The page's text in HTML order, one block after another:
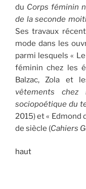
du Corps féminin
de la seconde
Ses travaux
mode dans les
parmi lesquels «
féminin chez les
Balzac, Zola et
vêtements chez
sociopoétique du
2015) et « Edmond
de siècle (Cahiers
haut